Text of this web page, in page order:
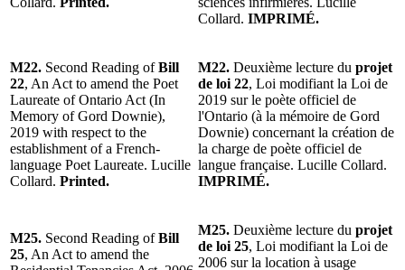
Collard. IMPRIMÉ.
M22. Second Reading ofBill
22, An Act to amend the Poet
Laureate of Ontario Act (In
Memory of Gord Downie),
2019 with respect to the
establishment of a French-
language Poet Laureate. Lucille
Collard. Printed.
M22. Deuxième lecture du projet
de loi 22, Loi modifiant la Loi de
2019 sur le poète officiel de
l'Ontario (à la mémoire de Gord
Downie) concernant la création de
la charge de poète officiel de
langue française. Lucille Collard.
IMPRIMÉ.
M25. Second Reading ofBill
25, An Act to amend the
M25. Deuxième lecture du projet
de loi 25, Loi modifiant la Loi de
2006 sur la location à usage